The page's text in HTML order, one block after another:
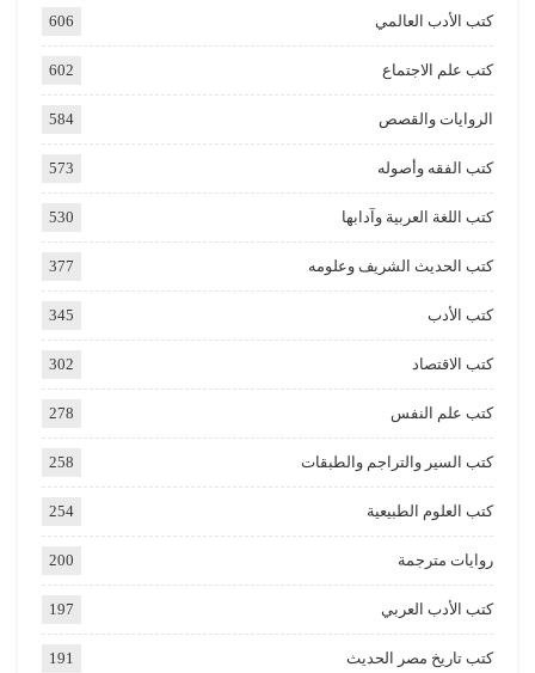
كتب الأدب العالمي 606
كتب علم الاجتماع 602
الروايات والقصص 584
كتب الفقه وأصوله 573
كتب اللغة العربية وآدابها 530
كتب الحديث الشريف وعلومه 377
كتب الأدب 345
كتب الاقتصاد 302
كتب علم النفس 278
كتب السير والتراجم والطبقات 258
كتب العلوم الطبيعية 254
روايات مترجمة 200
كتب الأدب العربي 197
كتب تاريخ مصر الحديث 191